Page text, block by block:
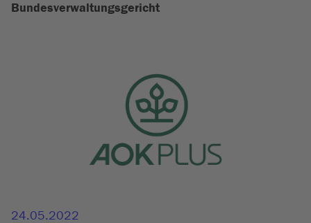
Bundesverwaltungsgericht
24.05.2022